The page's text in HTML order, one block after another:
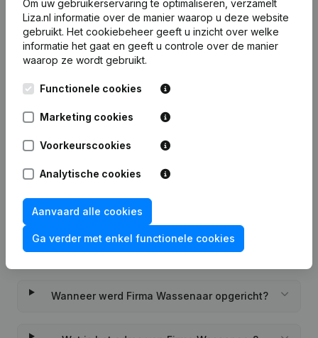
Probeer gratis Meer ontdekken
7 dagen gratis proefperiode, geen kredietkaart vereist.
Veelgestelde vragen
Wat is het btw-nummer van Firma Wassenaar?
Wat is het PEPPOL ID van Firma Wassenaar?
Wanneer werd Firma Wassenaar opgericht?
Om uw gebruikerservaring te optimaliseren, verzamelt
Liza.nl informatie over de manier waarop u deze website
gebruikt. Het cookiebeheer geeft u inzicht over welke
informatie het gaat en geeft u controle over de manier
waarop ze wordt gebruikt.
Functionele cookies
Marketing cookies
Voorkeurscookies
Analytische cookies
Aanvaard alle cookies
Ga verder met enkel functionele cookies